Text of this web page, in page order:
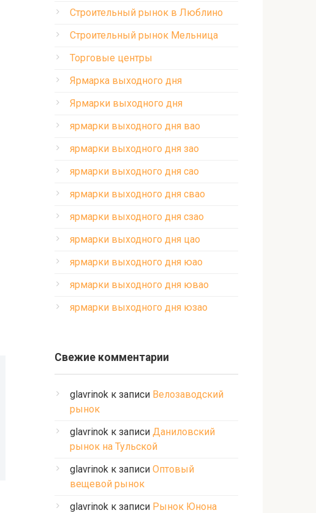
Строительный рынок в Люблино
Строительный рынок Мельница
Торговые центры
Ярмарка выходного дня
Ярмарки выходного дня
ярмарки выходного дня вао
ярмарки выходного дня зао
ярмарки выходного дня сао
ярмарки выходного дня свао
ярмарки выходного дня сзао
ярмарки выходного дня цао
ярмарки выходного дня юао
ярмарки выходного дня ювао
ярмарки выходного дня юзао
Свежие комментарии
glavrinok к записи Велозаводский
рынок
glavrinok к записи Даниловский
рынок на Тульской
glavrinok к записи Оптовый
вещевой рынок
glavrinok к записи Рынок Юнона